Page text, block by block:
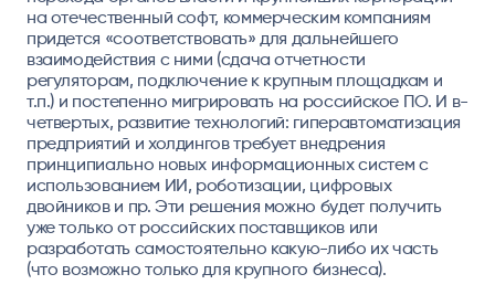
на отечественный софт, коммерческим компаниям
придется «соответствовать» для дальнейшего
взаимодействия с ними (сдача отчетности
регуляторам, подключение к крупным площадкам и
т.п.) и постепенно мигрировать на российское ПО. И в-
четвертых, развитие технологий: гиперавтоматизация
предприятий и холдингов требует внедрения
принципиально новых информационных систем с
использованием ИИ, роботизации, цифровых
двойников и пр. Эти решения можно будет получить
уже только от российских поставщиков или
разработать самостоятельно какую-либо их часть
(что возможно только для крупного бизнеса).